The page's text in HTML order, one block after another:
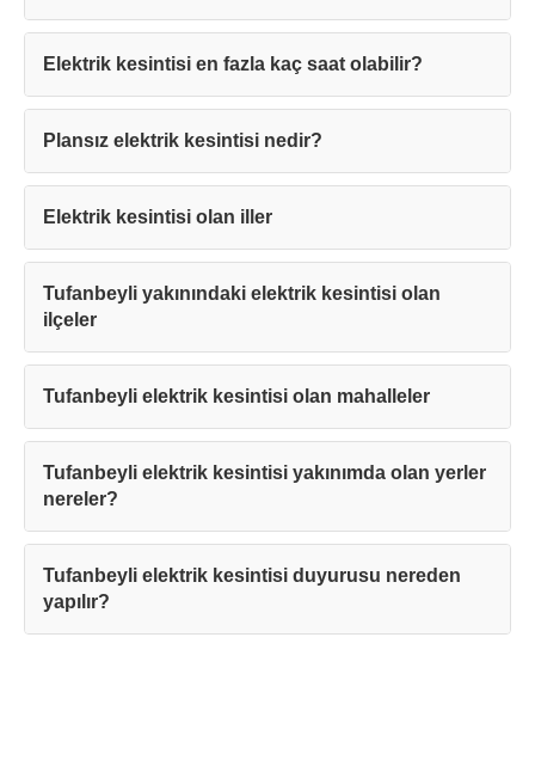
Elektrik kesintisi en fazla kaç saat olabilir?
Plansız elektrik kesintisi nedir?
Elektrik kesintisi olan iller
Tufanbeyli yakınındaki elektrik kesintisi olan
ilçeler
Tufanbeyli elektrik kesintisi olan mahalleler
Tufanbeyli elektrik kesintisi yakınımda olan yerler
nereler?
Tufanbeyli elektrik kesintisi duyurusu nereden
yapılır?
Teşekkürler!
Mesajınız başarıyla ulaştırıldı. En kısa
sürede sizinle iletişime geçilecektir.
Kapat